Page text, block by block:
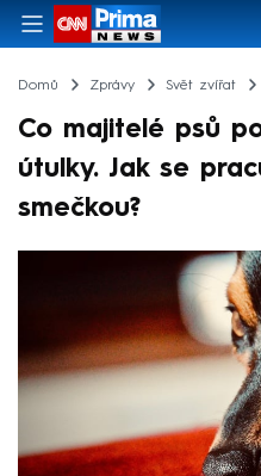
Domů Zprávy Svět zvířat
Co majitelé psů
útulky. Jak se
smečkou?